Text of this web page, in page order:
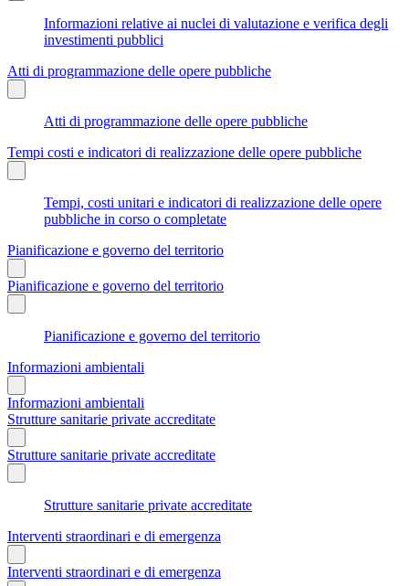
Informazioni relative ai nuclei di valutazione e verifica degli
investimenti pubblici
Atti di programmazione delle opere pubbliche
Atti di programmazione delle opere pubbliche
Tempi costi e indicatori di realizzazione delle opere pubbliche
Tempi, costi unitari e indicatori di realizzazione delle opere
pubbliche in corso o completate
Pianificazione e governo del territorio
Pianificazione e governo del territorio
Pianificazione e governo del territorio
Informazioni ambientali
Informazioni ambientali
Strutture sanitarie private accreditate
Strutture sanitarie private accreditate
Strutture sanitarie private accreditate
Interventi straordinari e di emergenza
Interventi straordinari e di emergenza